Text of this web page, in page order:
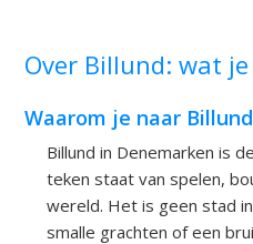
Over Billund: wat
Waarom je naar
Billund in Denemarken is
teken staat van spelen,
wereld. Het is geen stad
smalle grachten of een